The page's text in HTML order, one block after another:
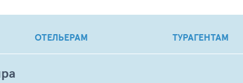
ОТЕЛЬЕРАМ ТУРАГЕНТАМ